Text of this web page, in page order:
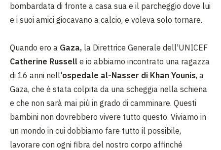
bombardata di fronte a casa sua e il parcheggio dove lui
e i suoi amici giocavano a calcio, e voleva solo tornare.
Quando ero a Gaza, la Direttrice Generale dell'UNICEF
Catherine Russell e io abbiamo incontrato una ragazza
di 16 anni nell'ospedale al-Nasser di Khan Younis, a
Gaza, che è stata colpita da una scheggia nella schiena
e che non sarà mai più in grado di camminare. Questi
bambini non dovrebbero vivere tutto questo. Viviamo in
un mondo in cui dobbiamo fare tutto il possibile,
lavorare con ogni fibra del nostro corpo affinché